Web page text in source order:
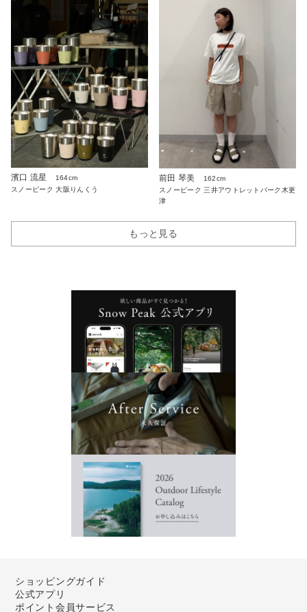
濱口 流星
164cm
スノーピーク 大阪りんくう
前田 琴美
162cm
スノーピーク 三井アウトレットパーク木更
津
もっと見る
ショッピングガイド
公式アプリ
ポイント会員サービス